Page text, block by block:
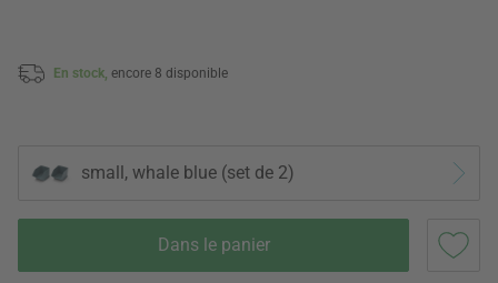
En stock, encore 8 disponible
small, whale blue (set de 2)
Dans le panier